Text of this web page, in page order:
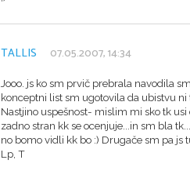
TALLIS 07.05.2007, 14:34
Jooo. js ko sm prvič prebrala navodila
konceptni list sm ugotovila da ubistvu
Nastjino uspešnost- mislim mi sko tk
zadno stran kk se ocenjuje...in sm bla tk...
no bomo vidli kk bo :) Drugače sm pa js
Lp, T